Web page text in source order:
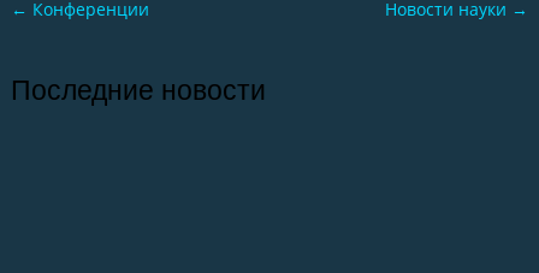
← Конференции Новости науки →
Последние новости